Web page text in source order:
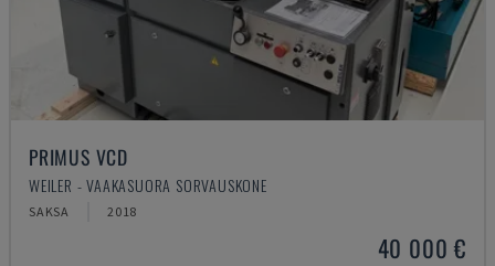
PRIMUS VCD
WEILER - VAAKASUORA SORVAUSKONE
SAKSA 2018
40 000 €